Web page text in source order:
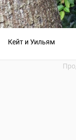
Кейт и Уильям